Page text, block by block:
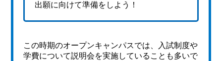
出願に向けて準備をしよう！
この時期のオープンキャンパスでは、入試制度や
学費について説明会を実施していることも多いで